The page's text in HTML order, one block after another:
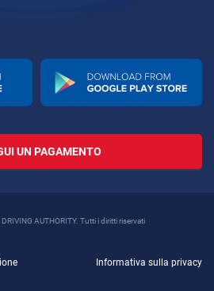
UN PAGAMENTO
AUTHORITY. Tutti i diritti riservati
Informativa sulla privacy